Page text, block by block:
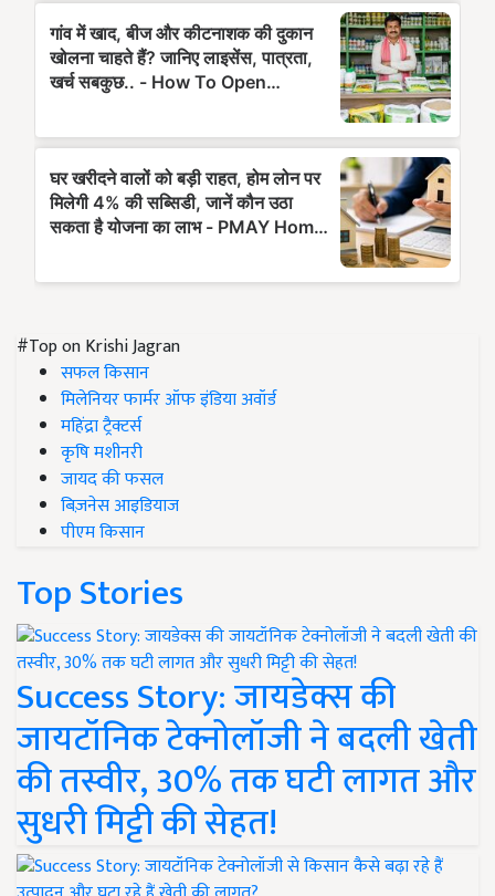
#Top on Krishi Jagran
सफल किसान
मिलेनियर फार्मर ऑफ इंडिया अवॉर्ड
महिंद्रा ट्रैक्टर्स
कृषि मशीनरी
जायद की फसल
बिज़नेस आइडियाज
पीएम किसान
Top Stories
Success Story: जायडेक्स की
जायटॉनिक टेक्नोलॉजी ने बदली खेती
की तस्वीर, 30% तक घटी लागत और
सुधरी मिट्टी की सेहत!